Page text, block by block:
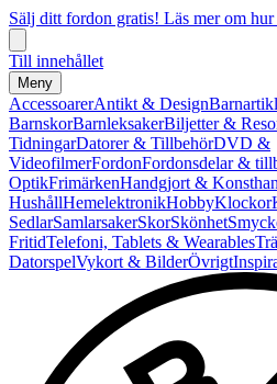
Sälj ditt fordon gratis! Läs mer om
Till innehållet
Meny
AccessoarerAntikt & Design
BarnskorBarnleksakerBiljetter &
TidningarDatorer & TillbehörDVD &
VideofilmerFordonFordonsdelar &
OptikFrimärkenHandgjort &
HushållHemelektronikHobbyKlockor
SedlarSamlarsakerSkorSkönhet
FritidTelefoni, Tablets & Wearables
DatorspelVykort & BilderÖvrigt